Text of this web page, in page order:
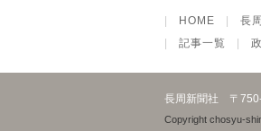
HOME |長
|記事一覧 |
長周新聞社 〒
Copyright chosyu-